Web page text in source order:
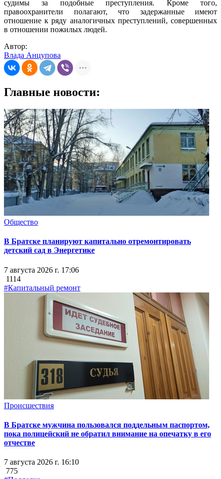
судимы за подобные преступления. Кроме того,
правоохранители полагают, что задержанные имеют
отношение к ряду аналогичных преступлений, совершенных
в отношении пожилых людей.
Автор:
Влада Анцупова
Главные новости:
Общество
В Братске планируют капитально отремонтировать
детский сад в Энергетике
7 августа 2026 г. 17:06
1114
#Капитальный ремонт
Происшествия
В Братске мужчина пользовался поддельным паспортом,
пока полицейский не обратил внимание на опечатку в его
отчестве
7 августа 2026 г. 16:10
775